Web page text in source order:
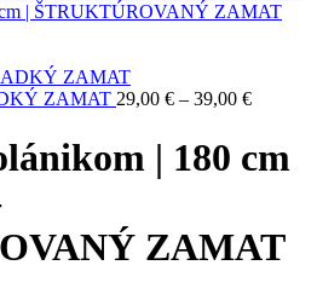
cm | ŠTRUKTÚROVANÝ ZAMAT
ZAMAT 29,00 € – 39,00 €
| 180 cm
ZAMAT